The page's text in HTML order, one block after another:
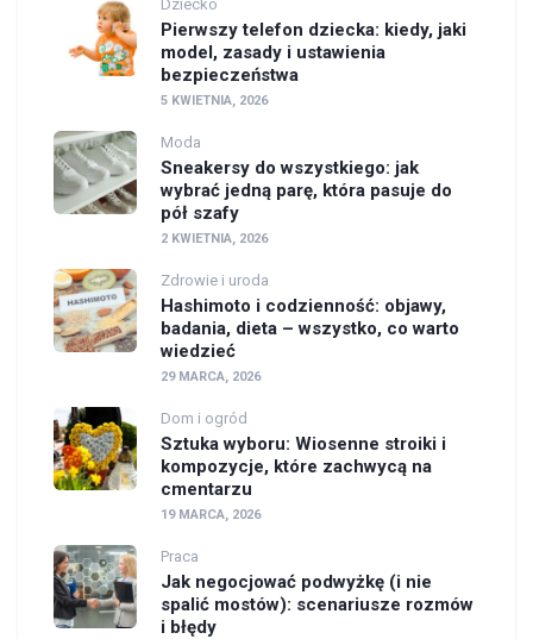
Dziecko
Pierwszy telefon dziecka: kiedy, jaki
model, zasady i ustawienia
bezpieczeństwa
5 KWIETNIA, 2026
Moda
Sneakersy do wszystkiego: jak
wybrać jedną parę, która pasuje do
pół szafy
2 KWIETNIA, 2026
Zdrowie i uroda
Hashimoto i codzienność: objawy,
badania, dieta – wszystko, co warto
wiedzieć
29 MARCA, 2026
Dom i ogród
Sztuka wyboru: Wiosenne stroiki i
kompozycje, które zachwycą na
cmentarzu
19 MARCA, 2026
Praca
Jak negocjować podwyżkę (i nie
spalić mostów): scenariusze rozmów
i błędy